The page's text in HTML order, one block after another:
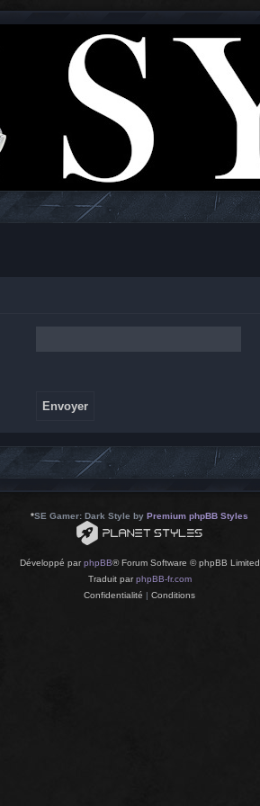
*SE Gamer: Dark Style by Premium phpBB Styles
Développé parphpBB® Forum Software © phpBB Limited
Traduit parphpBB-fr.com
Confidentialité | Conditions